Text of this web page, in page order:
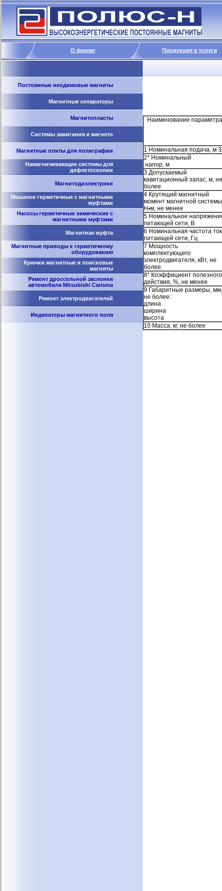
О фирме Продукция и услуги
Постоянные неодимовые магниты
Магнитные сепараторы
Магнитопласты
Системы зажигания и магнето
Магнитные плиты для полиграфии
Намагничивающие системы для
дефектоскопии
Магнитодиэлектрики
Мешалки герметичные с магнитными
муфтами
Насосы герметичные химические с
магнитными муфтами
Магнитная муфта
Магнитные приводы к герметичному
оборудованию
Крючки магнитные и поисковые
магниты
Ремонт дроссельной заслонки
автомобиля Mitsubishi Carisma
Ремонт электродвигателей
Индикаторы магнитного поля
Наименование параметра
1 Номинальная подача, м
2* Номинальный
напор, м
3 Допускаемый
кавитационный запас, м, не
более
4 Крутящий магнитный
момент магнитной
Н•м, не менее
5 Номинальное
питающей сети, В
6 Номинальная частота
питающей сети, Гц
7 Мощность
комплектующего
электродвигателя, кВт, не
более
8* Коэффициент полезного
действия, %, не менее
9 Габаритные размеры, мм,
не более:
длина
ширина
высота
10 Масса, кг, не более